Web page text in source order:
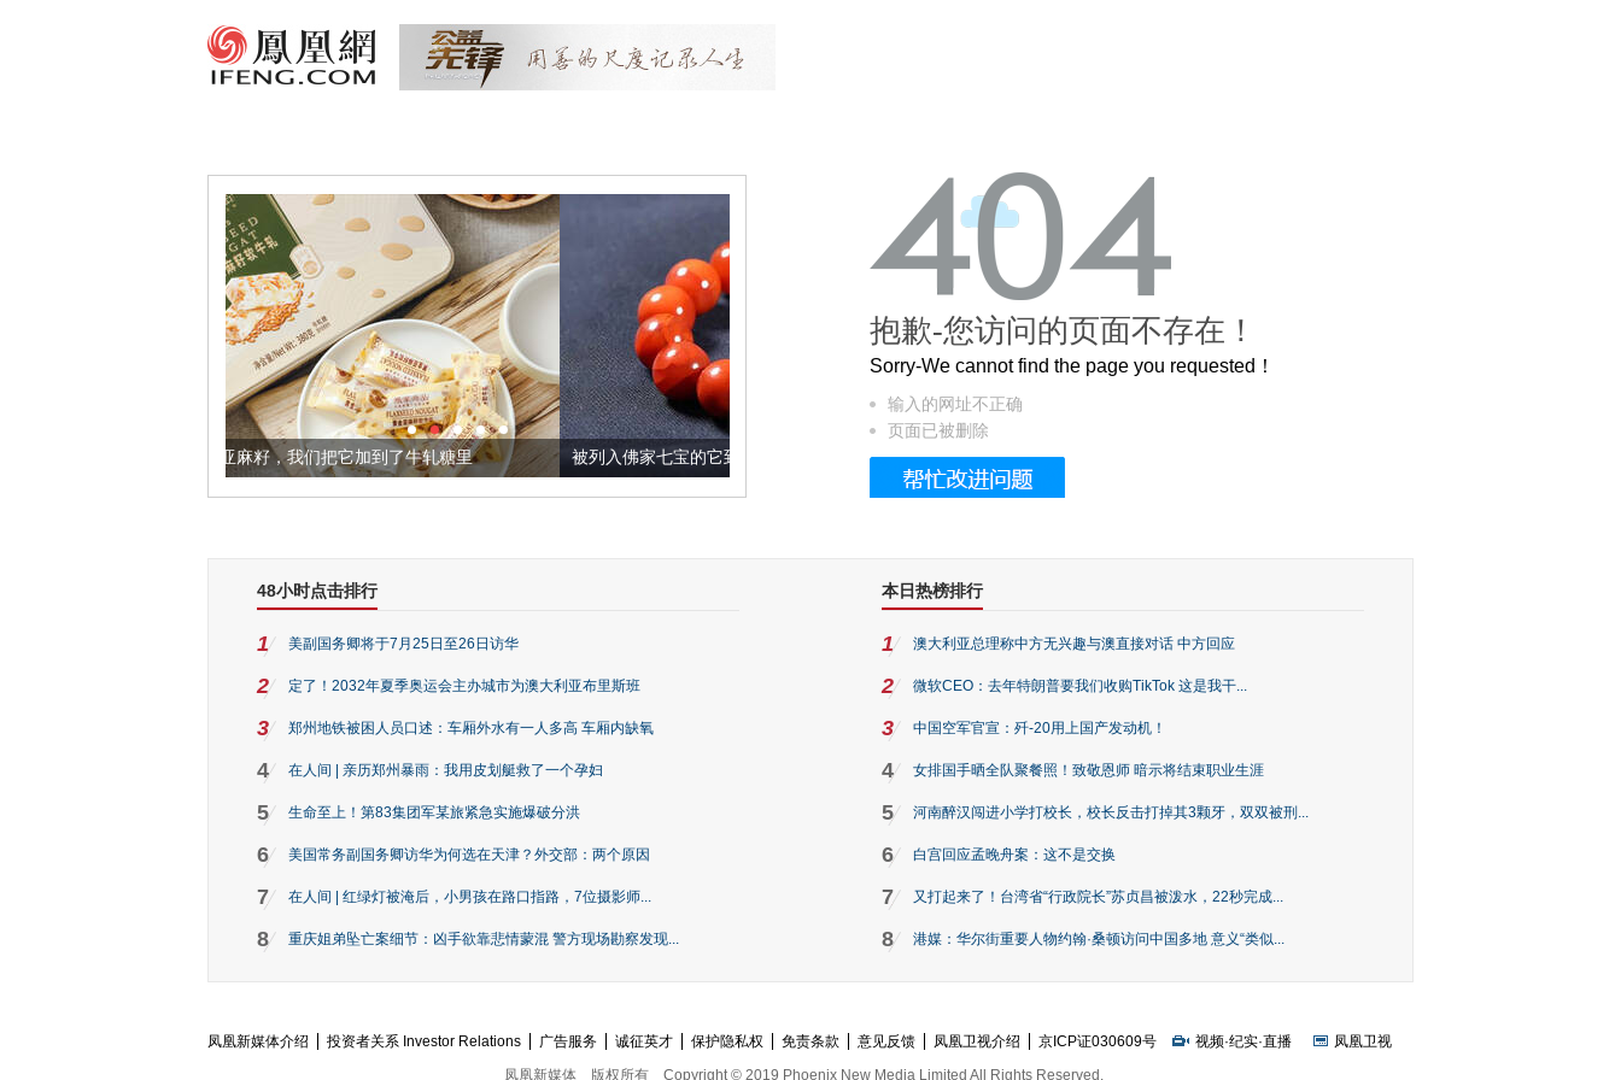
健康的黄金亚麻籽，我们把它加到了牛轧糖里 被列入佛家七宝的它到底有多美？ 这个3.2米的长卷，还原了600岁的紫禁城
抱歉-您访问的页面不存在！
Sorry-We cannot find the page you requested！
输入的网址不正确
页面已被删除
48小时点击排行
1 美副国务卿将于7月25日至26日访华
2 定了！2032年夏季奥运会主办城市为澳大利亚布里斯班
3 郑州地铁被困人员口述：车厢外水有一人多高 车厢内缺氧
4 在人间 | 亲历郑州暴雨：我用皮划艇救了一个孕妇
5 生命至上！第83集团军某旅紧急实施爆破分洪
6 美国常务副国务卿访华为何选在天津？外交部：两个原因
7 在人间 | 红绿灯被淹后，小男孩在路口指路，7位摄影师...
8 重庆姐弟坠亡案细节：凶手欲靠悲情蒙混 警方现场勘察发现...
本日热榜排行
1 澳大利亚总理称中方无兴趣与澳直接对话 中方回应
2 微软CEO：去年特朗普要我们收购TikTok 这是我干...
3 中国空军官宣：歼-20用上国产发动机！
4 女排国手晒全队聚餐照！致敬恩师 暗示将结束职业生涯
5 河南醉汉闯进小学打校长，校长反击打掉其3颗牙，双双被刑...
6 白宫回应孟晚舟案：这不是交换
7 又打起来了！台湾省“行政院长”苏贞昌被泼水，22秒完成...
8 港媒：华尔街重要人物约翰·桑顿访问中国多地 意义“类似...
凤凰新媒体介绍 投资者关系 Investor Relations 广告服务 诚征英才 保护隐私权 免责条款 意见反馈 凤凰卫视介绍 京ICP证030609号 视频·纪实·直播
凤凰卫视
凤凰新媒体
版权所有 Copyright © 2019 Phoenix New Media Limited All Rights Reserved.